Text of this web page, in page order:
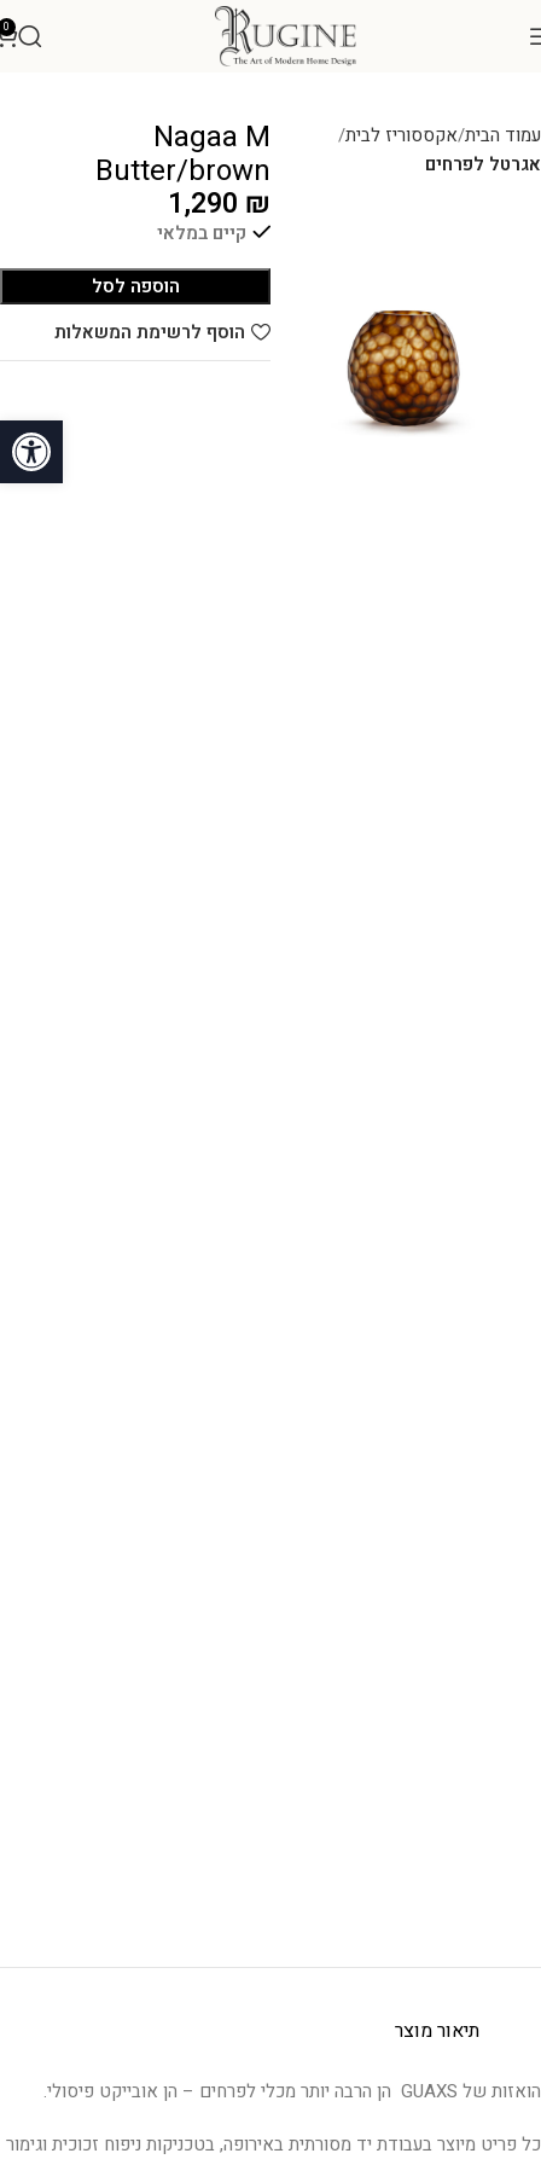
פתח
0
עמוד הבית אקססוריז לבית
אגרטל לפרחים
Nagaa M
Butter/brown
1,290 ₪
קיים במלאי
הוספה לסל
הוסף לרשימת המשאלות
תיאור מוצר
הואזות של GUAXS הן הרבה יותר מכלי לפרחים – הן אובייקט פיסולי.
כל פריט מיוצר בעבודת יד מסורתית באירופה, בטכניקות ניפוח זכוכית וגימור